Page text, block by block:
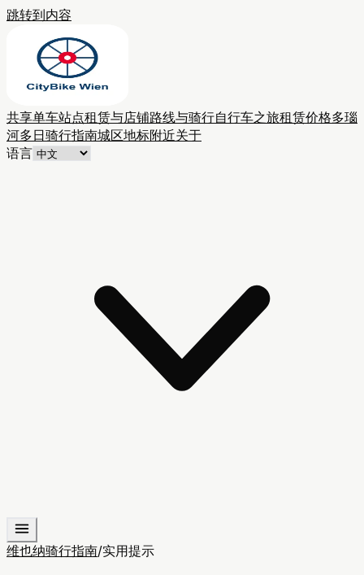
跳转到内容
共享单车站点租赁与店铺路线与骑行自行车之旅租赁价格多瑙
河多日骑行指南城区地标附近关于
语言
维也纳骑行指南/实用提示